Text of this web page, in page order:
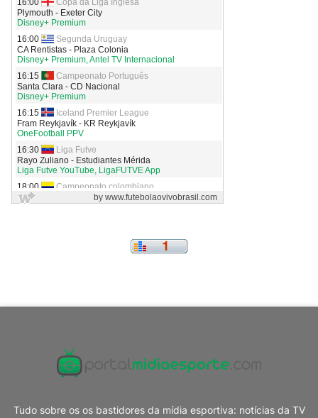
Tudo sobre os os bastidores da mídia esportiva: notícias da TV